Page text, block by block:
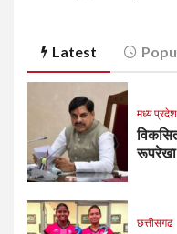
Latest
मध्य प्रदेश
रूपरेखा
छत्तीसगढ